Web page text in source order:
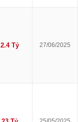
2.4 Tỷ 27/06/2025